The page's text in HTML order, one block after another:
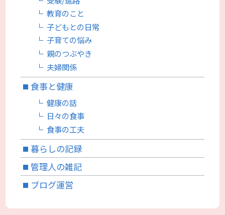
教育のこと
子どもとの日常
子育ての悩み
親のつぶやき
夫婦関係
食事と健康
健康の話
日々の食事
食事の工夫
暮らしの記録
管理人の雑記
ブログ運営